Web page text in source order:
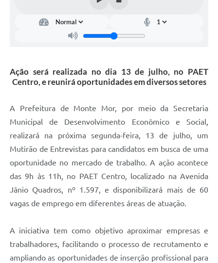
Ação será realizada no dia 13 de julho, no PAET
Centro, e reunirá oportunidades em diversos setores
A Prefeitura de Monte Mor, por meio da Secretaria
Municipal de Desenvolvimento Econômico e Social,
realizará na próxima segunda-feira, 13 de julho, um
Mutirão de Entrevistas para candidatos em busca de uma
oportunidade no mercado de trabalho. A ação acontece
das 9h às 11h, no PAET Centro, localizado na Avenida
Jânio Quadros, nº 1.597, e disponibilizará mais de 60
vagas de emprego em diferentes áreas de atuação.
A iniciativa tem como objetivo aproximar empresas e
trabalhadores, facilitando o processo de recrutamento e
ampliando as oportunidades de inserção profissional para